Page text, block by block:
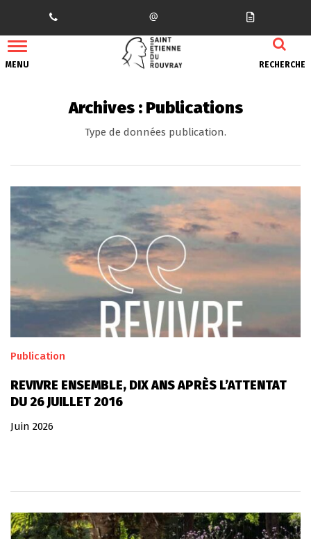
MENU RECHERCHE
Archives : Publications
Type de données publication.
Publication
REVIVRE ENSEMBLE, DIX ANS APRÈS L’ATTENTAT
DU 26 JUILLET 2016
Juin 2026